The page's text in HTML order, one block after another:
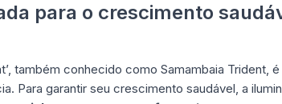
para o crescimento
também conhecido como Samambaia Trident,
Para garantir seu crescimento saudável, a